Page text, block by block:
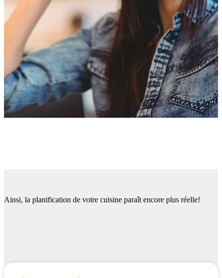
Ainsi, la planification de votre cuisine paraît encore plus réelle!